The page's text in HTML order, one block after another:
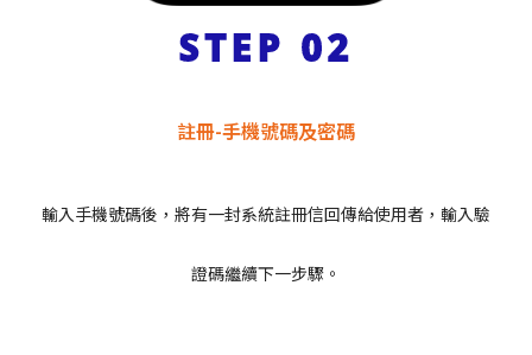
STEP 02
註冊-手機號碼及密碼
輸入手機號碼後，將有一封系統註冊信回傳給使用者，輸入驗
證碼繼續下一步驟。